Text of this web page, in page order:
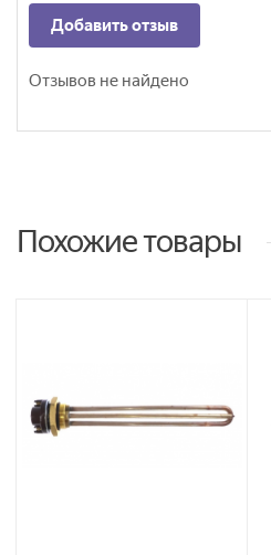
Добавить отзыв
Отзывов не найдено
Похожие товары